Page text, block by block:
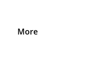
More